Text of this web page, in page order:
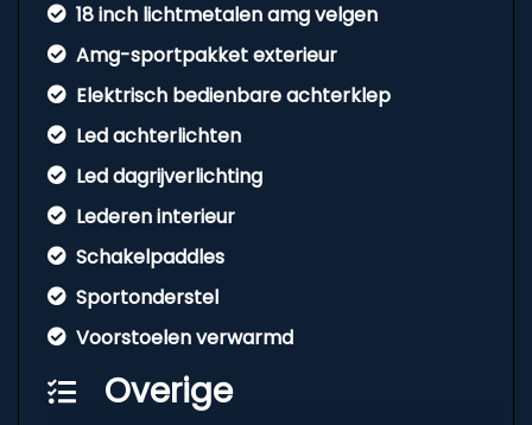
18 inch lichtmetalen amg velgen
Amg-sportpakket exterieur
Elektrisch bedienbare achterklep
Led achterlichten
Led dagrijverlichting
Lederen interieur
Schakelpaddles
Sportonderstel
Voorstoelen verwarmd
Overige